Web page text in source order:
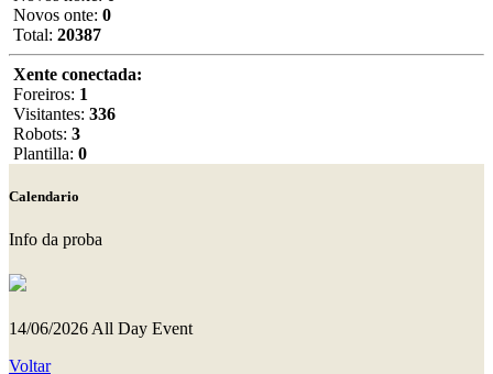
Novos onte: 0
Total: 20387
Xente conectada:
Foreiros: 1
Visitantes: 336
Robots: 3
Plantilla: 0
Calendario
Info da proba
14/06/2026 All Day Event
Voltar